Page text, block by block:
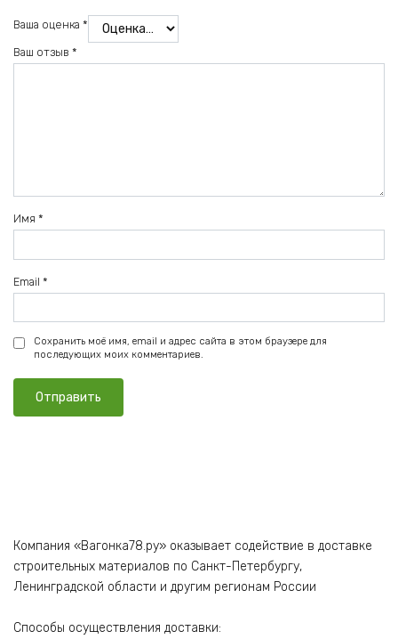
Ваша оценка *
Ваш отзыв *
Имя *
Email *
Сохранить моё имя, email и адрес сайта в этом браузере для
последующих моих комментариев.
Компания «Вагонка78.ру» оказывает содействие в доставке
строительных материалов по Санкт-Петербургу,
Ленинградской области и другим регионам России
Способы осуществления доставки: